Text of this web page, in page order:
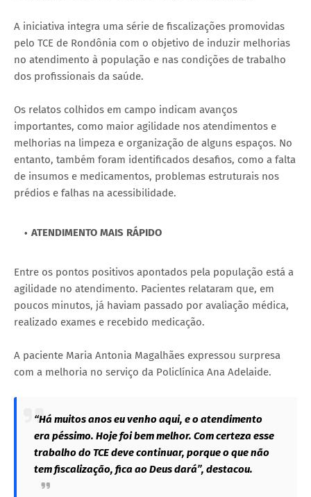
A iniciativa integra uma série de fiscalizações promovidas
pelo TCE de Rondônia com o objetivo de induzir melhorias
no atendimento à população e nas condições de trabalho
dos profissionais da saúde.
Os relatos colhidos em campo indicam avanços
importantes, como maior agilidade nos atendimentos e
melhorias na limpeza e organização de alguns espaços. No
entanto, também foram identificados desafios, como a falta
de insumos e medicamentos, problemas estruturais nos
prédios e falhas na acessibilidade.
ATENDIMENTO MAIS RÁPIDO
Entre os pontos positivos apontados pela população está a
agilidade no atendimento. Pacientes relataram que, em
poucos minutos, já haviam passado por avaliação médica,
realizado exames e recebido medicação.
A paciente Maria Antonia Magalhães expressou surpresa
com a melhoria no serviço da Policlínica Ana Adelaide.
“Há muitos anos eu venho aqui, e o atendimento
era péssimo. Hoje foi bem melhor. Com certeza esse
trabalho do TCE deve continuar, porque o que não
tem fiscalização, fica ao Deus dará”, destacou.